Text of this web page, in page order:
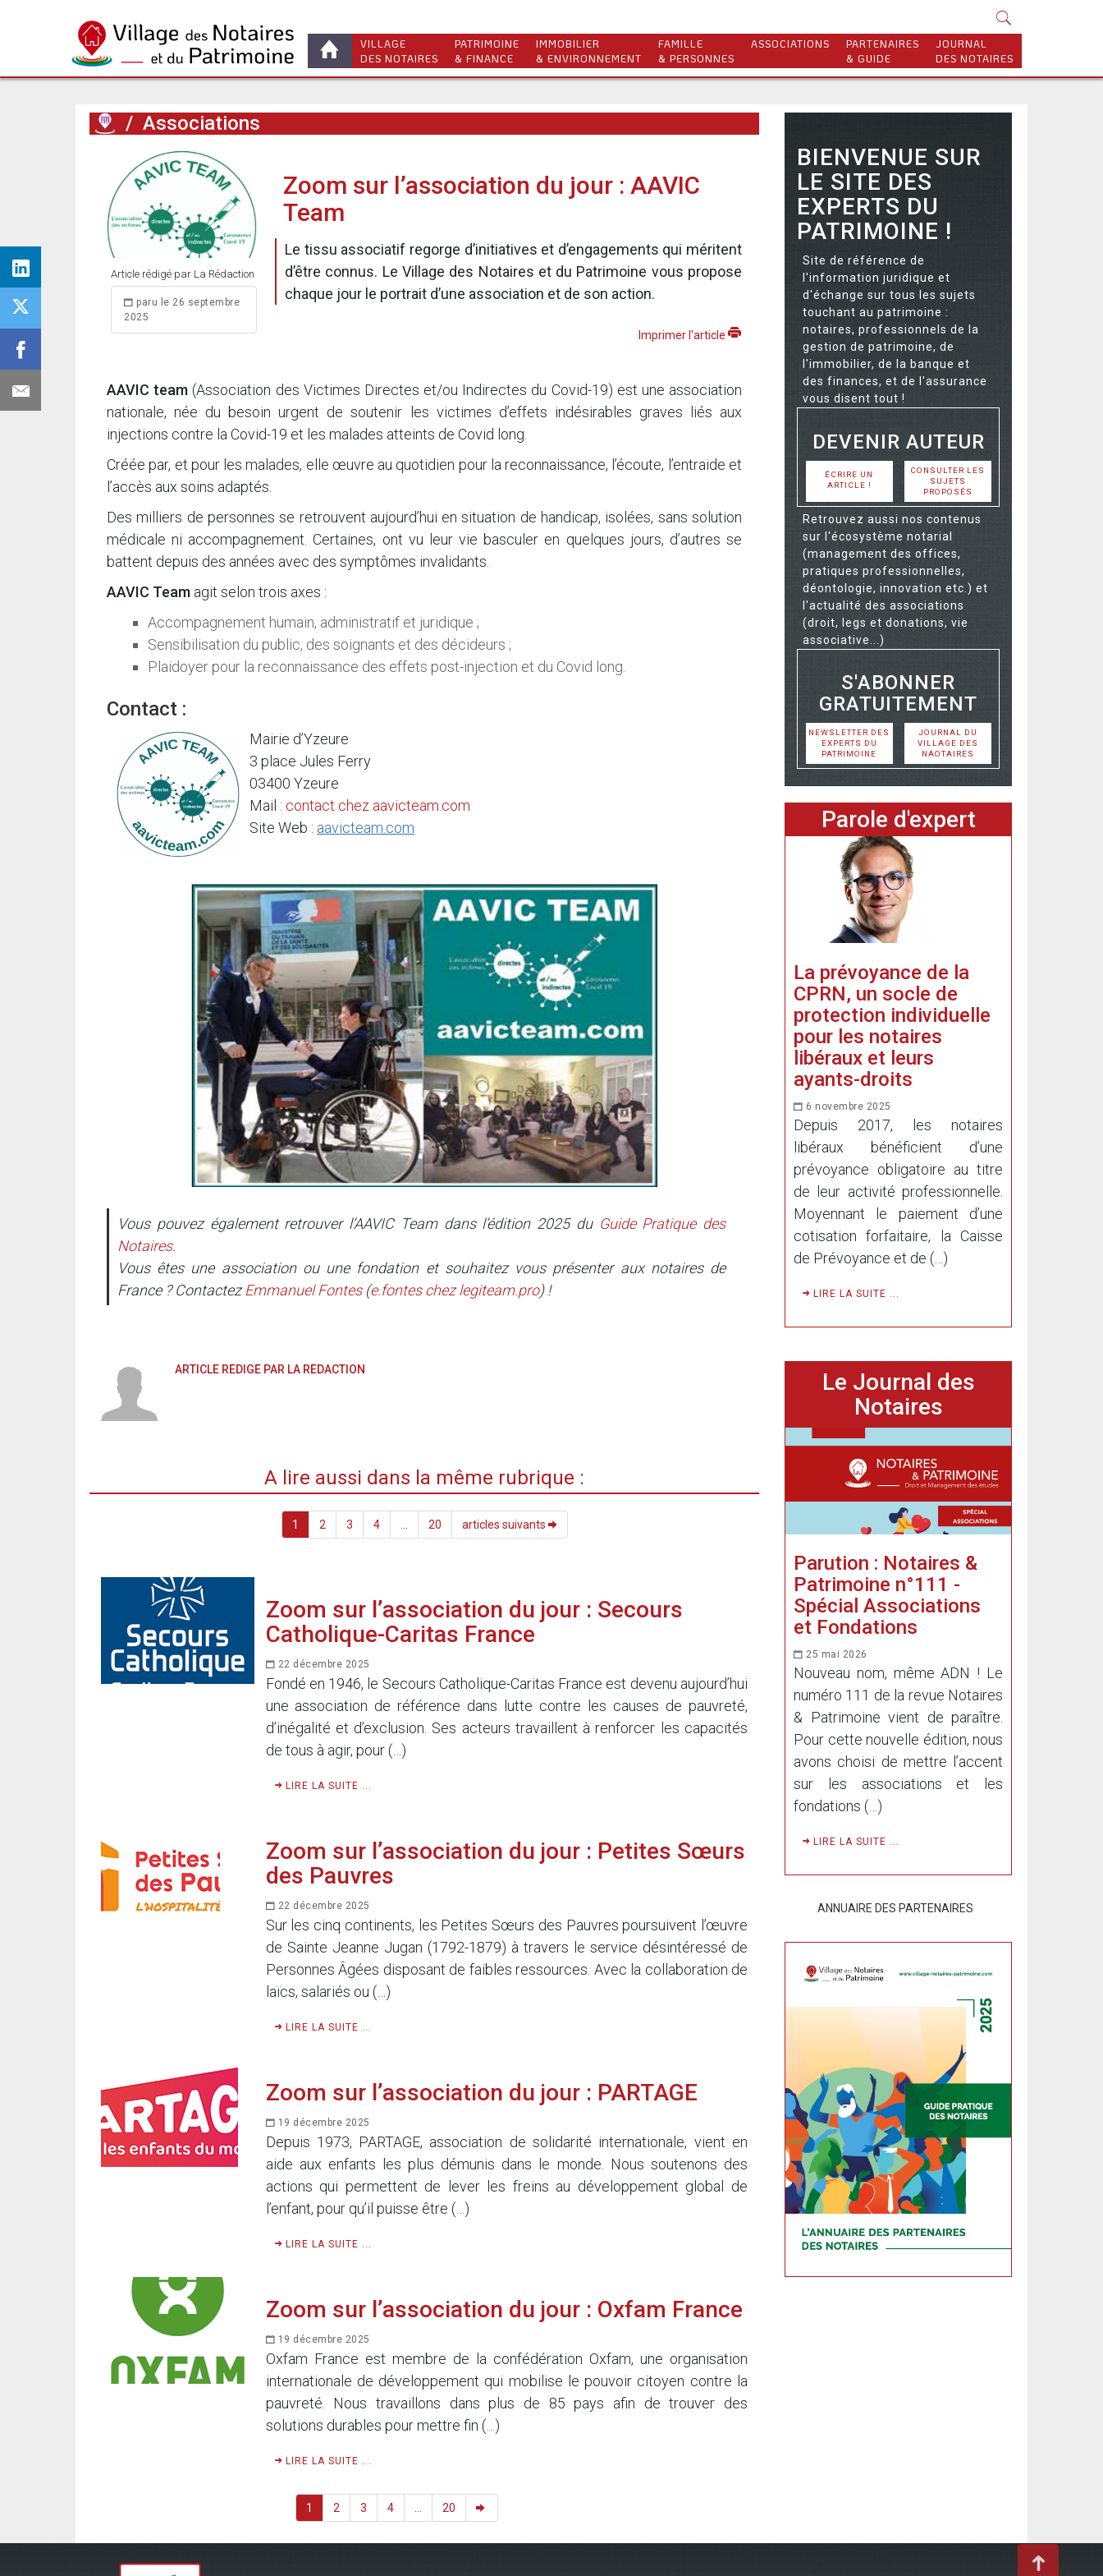
VILLAGE
DES NOTAIRES
PATRIMOINE
& FINANCE
IMMOBILIER
& ENVIRONNEMENT
FAMILLE
& PERSONNES
ASSOCIATIONS
PARTENAIRES
& GUIDE
JOURNAL
DES NOTAIRES
/ Associations
Article rédigé par La Rédaction
paru le 26 septembre
2025
Zoom sur l’association du jour : AAVIC
Team
Le tissu associatif regorge d’initiatives et d’engagements qui méritent
d’être connus. Le Village des Notaires et du Patrimoine vous propose
chaque jour le portrait d’une association et de son action.
Imprimer l'article
AAVIC team (Association des Victimes Directes et/ou Indirectes du Covid-19) est une association
nationale, née du besoin urgent de soutenir les victimes d’effets indésirables graves liés aux
injections contre la Covid-19 et les malades atteints de Covid long.
Créée par, et pour les malades, elle œuvre au quotidien pour la reconnaissance, l’écoute, l’entraide et
l’accès aux soins adaptés.
Des milliers de personnes se retrouvent aujourd’hui en situation de handicap, isolées, sans solution
médicale ni accompagnement. Certaines, ont vu leur vie basculer en quelques jours, d’autres se
battent depuis des années avec des symptômes invalidants.
AAVIC Team agit selon trois axes :
Accompagnement humain, administratif et juridique ;
Sensibilisation du public, des soignants et des décideurs ;
Plaidoyer pour la reconnaissance des effets post-injection et du Covid long.
Contact :
Mairie d’Yzeure
3 place Jules Ferry
03400 Yzeure
Mail : contact chez aavicteam.com
Site Web : aavicteam.com
Vous pouvez également retrouver l’AAVIC Team dans l’édition 2025 du Guide Pratique des
Notaires.
Vous êtes une association ou une fondation et souhaitez vous présenter aux notaires de
France ? ContactezEmmanuel Fontes(e.fonteschezlegiteam.pro) !
ARTICLE RÉDIGÉ PAR LA RÉDACTION
A lire aussi dans la même rubrique :
1 2 3 4 ... 20 articles suivants
Zoom sur l’association du jour : Secours
Catholique-Caritas France
22 décembre 2025
Fondé en 1946, le Secours Catholique-Caritas France est devenu aujourd’hui
une association de référence dans lutte contre les causes de pauvreté,
d’inégalité et d’exclusion. Ses acteurs travaillent à renforcer les capacités
de tous à agir, pour (…)
LIRE LA SUITE ...
Zoom sur l’association du jour : Petites Sœurs
des Pauvres
22 décembre 2025
Sur les cinq continents, les Petites Sœurs des Pauvres poursuivent l’œuvre
de Sainte Jeanne Jugan (1792-1879) à travers le service désintéressé de
Personnes Âgées disposant de faibles ressources. Avec la collaboration de
laïcs, salariés ou (…)
LIRE LA SUITE ...
Zoom sur l’association du jour : PARTAGE
19 décembre 2025
Depuis 1973, PARTAGE, association de solidarité internationale, vient en
aide aux enfants les plus démunis dans le monde. Nous soutenons des
actions qui permettent de lever les freins au développement global de
l’enfant, pour qu’il puisse être (…)
LIRE LA SUITE ...
Zoom sur l’association du jour : Oxfam France
19 décembre 2025
Oxfam France est membre de la confédération Oxfam, une organisation
internationale de développement qui mobilise le pouvoir citoyen contre la
pauvreté. Nous travaillons dans plus de 85 pays afin de trouver des
solutions durables pour mettre fin (…)
LIRE LA SUITE ...
1 2 3 4 ... 20
BIENVENUE SUR
LE SITE DES
EXPERTS DU
PATRIMOINE !
Site de référence de
l'information juridique et
d'échange sur tous les sujets
touchant au patrimoine :
notaires, professionnels de la
gestion de patrimoine, de
l'immobilier, de la banque et
des finances, et de l'assurance
vous disent tout !
DEVENIR AUTEUR
ÉCRIRE UN
ARTICLE !
CONSULTER LES
SUJETS
PROPOSÉS
Retrouvez aussi nos contenus
sur l'écosystème notarial
(management des offices,
pratiques professionnelles,
déontologie, innovation etc.) et
l'actualité des associations
(droit, legs et donations, vie
associative...)
S'ABONNER
GRATUITEMENT
NEWSLETTER DES
EXPERTS DU
PATRIMOINE
JOURNAL DU
VILLAGE DES
NAOTAIRES
Parole d'expert
La prévoyance de la
CPRN, un socle de
protection individuelle
pour les notaires
libéraux et leurs
ayants-droits
6 novembre 2025
Depuis 2017, les notaires
libéraux bénéficient d’une
prévoyance obligatoire au titre
de leur activité professionnelle.
Moyennant le paiement d’une
cotisation forfaitaire, la Caisse
de Prévoyance et de (…)
LIRE LA SUITE ...
Le Journal des
Notaires
Parution : Notaires &
Patrimoine n°111 -
Spécial Associations
et Fondations
25 mai 2026
Nouveau nom, même ADN ! Le
numéro 111 de la revue Notaires
& Patrimoine vient de paraître.
Pour cette nouvelle édition, nous
avons choisi de mettre l’accent
sur les associations et les
fondations (…)
LIRE LA SUITE ...
ANNUAIRE DES PARTENAIRES